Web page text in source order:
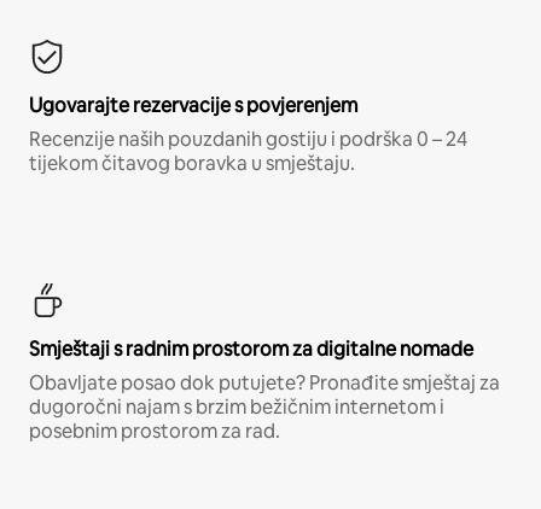
Ugovarajte rezervacije s povjerenjem
Recenzije naših pouzdanih gostiju i podrška 0 – 24
tijekom čitavog boravka u smještaju.
Smještaji s radnim prostorom za digitalne nomade
Obavljate posao dok putujete? Pronađite smještaj za
dugoročni najam s brzim bežičnim internetom i
posebnim prostorom za rad.